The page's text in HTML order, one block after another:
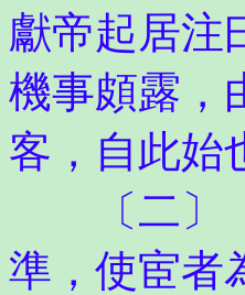
獻帝起居注
機事頗露，
客，自此始
〔二〕
準，使宦者